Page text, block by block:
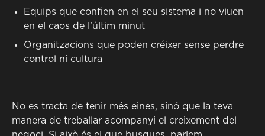
Equips que confien en el seu sistema i no viuen
en el caos de l’últim minut
Organitzacions que poden créixer sense perdre
control ni cultura
No es tracta de tenir més eines, sinó que la teva
manera de treballar acompanyi el creixement del